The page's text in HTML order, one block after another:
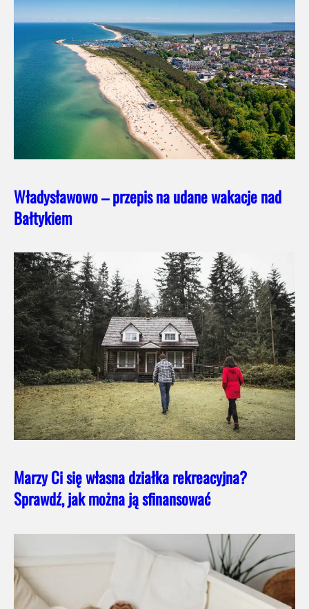
Władysławowo – przepis na udane wakacje nad
Bałtykiem
Marzy Ci się własna działka rekreacyjna?
Sprawdź, jak można ją sfinansować